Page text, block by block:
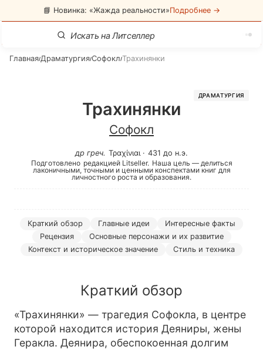
📘 Новинка: «Жажда реальности»Подробнее →
Главная/Драматургия/Софокл/Трахинянки
ДРАМАТУРГИЯ
Трахинянки
Софокл
др греч. Τραχίνιαι· 431 до н.э.
Подготовлено редакцией Litseller. Наша цель — делиться
лаконичными, точными и ценными конспектами книг для
личностного роста и образования.
Краткий обзор Главные идеи
Интересные факты
Рецензия
Основные персонажи и их развитие
Контекст и историческое значение
Стиль и техника
Краткий обзор
«Трахинянки» — трагедия Софокла, в центре
которой находится история Деяниры, жены
Геракла. Деянира, обеспокоенная долгим